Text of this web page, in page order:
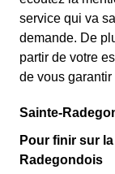
service qui va
demande. De
partir de votre
de vous
Sainte-
Pour finir sur
Radegondois